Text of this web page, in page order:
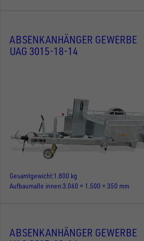
ABSENKANHÄNGER GEWERBE
UAG 3015-18-14
Gesamtgewicht 1.800 kg
Aufbaumaße innen 3.060 × 1.500 × 350 mm
ABSENKANHÄNGER GEWERBE